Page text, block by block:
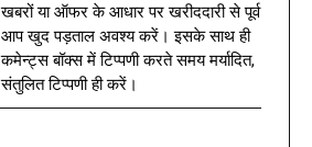
खबरों या ऑफर के आधार पर खरीददारी से पूर्व
आप खुद पड़ताल अवश्य करें। इसके साथ ही
कमेन्ट्स बॉक्स में टिप्पणी करते समय मर्यादित,
संतुलित टिप्पणी ही करें।